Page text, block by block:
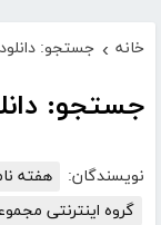
خانه › جستجو:
جستجو:
نویسندگان:
هفته
گروه اینترنتی